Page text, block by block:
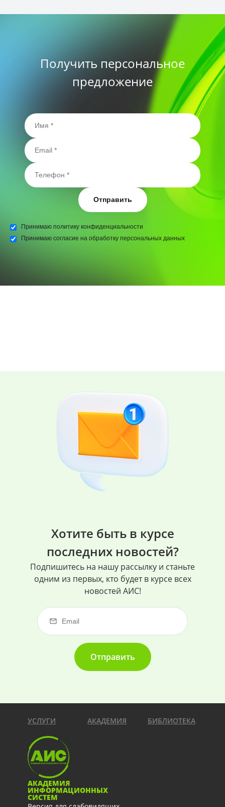
Получить персональное
предложение
Отправить
Принимаю политику конфиденциальности
Принимаю согласие на обработку персональных данных
Хотите быть в курсе
последних новостей?
Подпишитесь на нашу рассылку и станьте
одним из первых, кто будет в курсе всех
новостей АИС!
Отправить
УСЛУГИ АКАДЕМИЯ БИБЛИОТЕКА
АКАДЕМИЯ
ИНФОРМАЦИОННЫХ
СИСТЕМ